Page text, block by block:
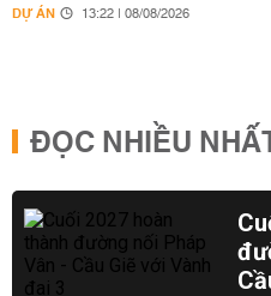
DỰ ÁN 13:22 | 08/08/2026
ĐỌC NHIỀU